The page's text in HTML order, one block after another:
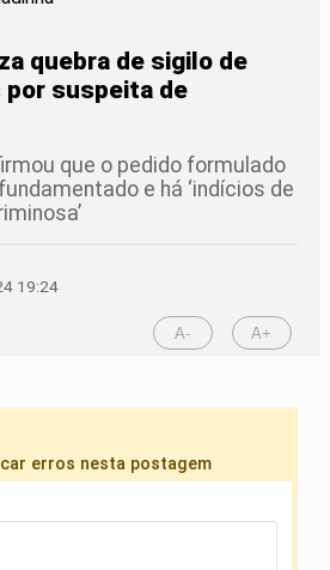
quebra de sigilo de
por suspeita de
que o pedido formulado
e há ‘indícios de
19:24
A- A+
erros nesta postagem